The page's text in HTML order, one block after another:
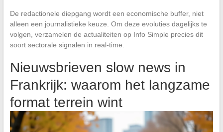
De redactionele diepgang wordt een economische buffer, niet
alleen een journalistieke keuze. Om deze evoluties dagelijks te
volgen, verzamelen de actualiteiten op Info Simple precies dit
soort sectorale signalen in real-time.
Nieuwsbrieven slow news in
Frankrijk: waarom het langzame
format terrein wint